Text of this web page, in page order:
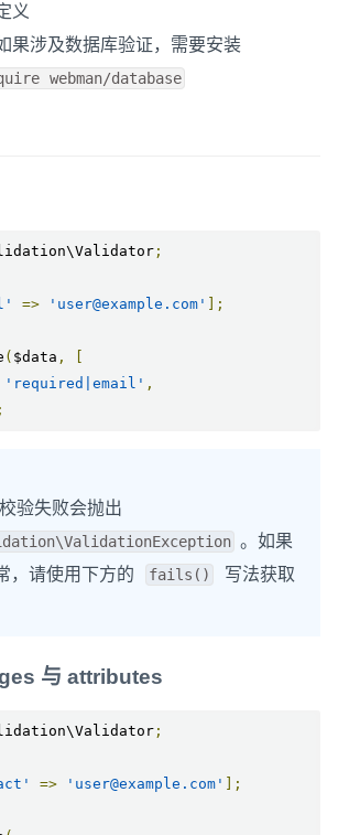
义
果涉及数据库验证，需要安装
webman/database
;
=> 'user@example.com' ];
( $data ,
[
'required|email' ,
校验失败会抛出
。如果
，请使用下方的
fails()
写法获取
与 attributes
;
=> 'user@example.com' ];